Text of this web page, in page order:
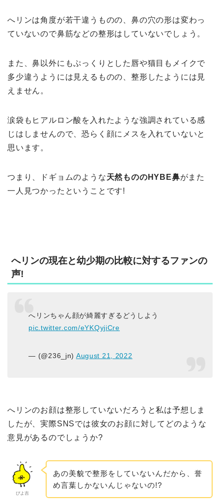
へリンは角度が若干違うものの、鼻の穴の形は変わっ
ていないので鼻筋などの整形はしていないでしょう。
また、鼻以外にもぷっくりとした唇や猫目もメイクで
多少違うようには見えるものの、整形したようには見
えません。
涙袋もヒアルロン酸を入れたような強調されている感
じはしませんので、恐らく顔にメスを入れていないと
思います。
つまり、ドギョムのような天然もののHYBE鼻がまた
一人見つかったということです!
へリンの現在と幼少期の比較に対するファンの
声!
へリンちゃん顔が綺麗すぎるどうしよう
pic.twitter.com/eYKQyjiCre
— (@236_jn) August 21, 2022
へリンのお顔は整形していないだろうと私は予想しま
したが、実際SNSでは彼女のお顔に対してどのような
意見があるのでしょうか?
ぴよ吉
あの美貌で整形をしていないんだから、誉
め言葉しかないんじゃないの!?